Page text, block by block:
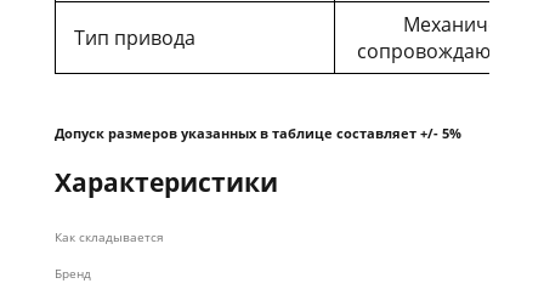
Тип привода
Механическая
сопровождающим
Допуск размеров указанных в таблице составляет +/- 5%
Характеристики
Как складывается
Бренд